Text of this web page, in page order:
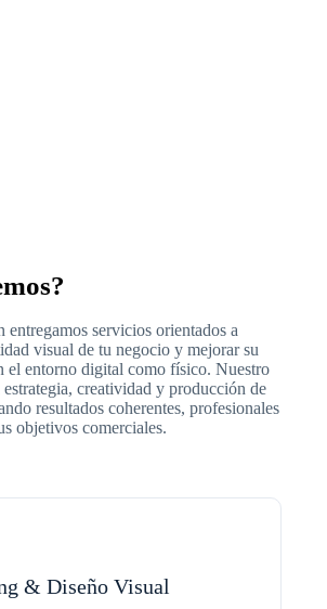
entregamos servicios orientados a
visual de tu negocio y mejorar su
el entorno digital como físico. Nuestro
creatividad y producción de
resultados coherentes, profesionales
objetivos comerciales.
& Diseño Visual